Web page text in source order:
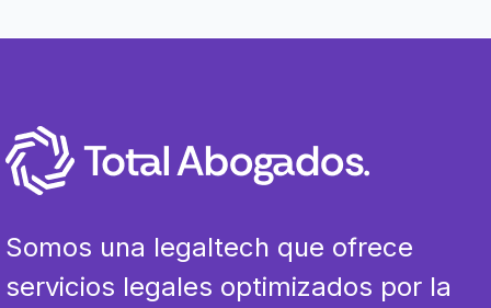
Somos una legaltech que ofrece
servicios legales optimizados por la